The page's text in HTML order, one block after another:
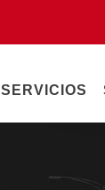
SERVICIOS